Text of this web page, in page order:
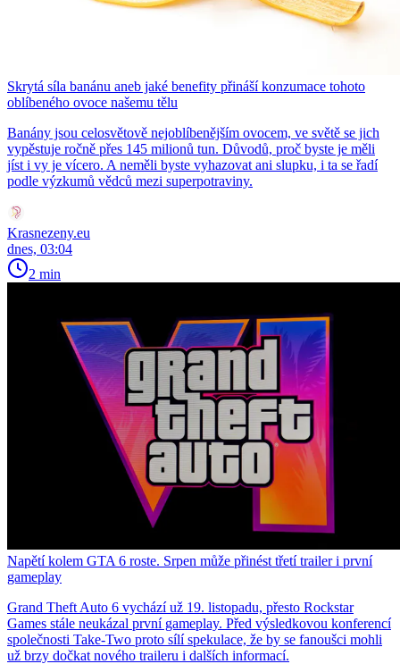
Skrytá síla banánu aneb jaké benefity přináší konzumace tohoto
oblíbeného ovoce našemu tělu
Banány jsou celosvětově nejoblíbenějším ovocem, ve světě se jich
vypěstuje ročně přes 145 milionů tun. Důvodů, proč byste je měli
jíst i vy je vícero. A neměli byste vyhazovat ani slupku, i ta se řadí
podle výzkumů vědců mezi superpotraviny.
Krasnezeny.eu
dnes, 03:04
2 min
Napětí kolem GTA 6 roste. Srpen může přinést třetí trailer i první
gameplay
Grand Theft Auto 6 vychází už 19. listopadu, přesto Rockstar
Games stále neukázal první gameplay. Před výsledkovou konferencí
společnosti Take-Two proto sílí spekulace, že by se fanoušci mohli
už brzy dočkat nového traileru i dalších informací.